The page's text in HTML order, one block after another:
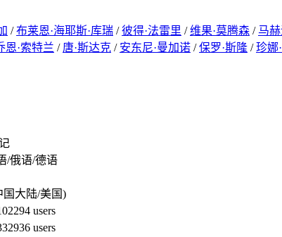
/布莱恩·海耶斯·库瑞 /彼得·法雷里 /维果·莫腾森 / 马
恩·索特兰 / 唐·斯达克 / 安东尼·曼加诺 /保罗·斯隆 /珍娜
语/德语
国大陆/美国)
users
users